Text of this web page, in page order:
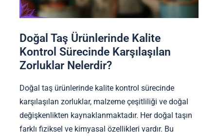
Doğal Taş Ürünlerinde Kalite
Kontrol Sürecinde Karşılaşılan
Zorluklar Nelerdir?
Doğal taş ürünlerinde kalite kontrol sürecinde
karşılaşılan zorluklar, malzeme çeşitliliği ve doğal
değişkenlikten kaynaklanmaktadır. Her doğal taşın
farklı fiziksel ve kimyasal özellikleri vardır. Bu